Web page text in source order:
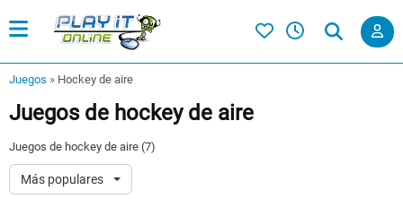
Juegos » Hockey de aire
Juegos de hockey de aire
Juegos de hockey de aire (7)
Más populares